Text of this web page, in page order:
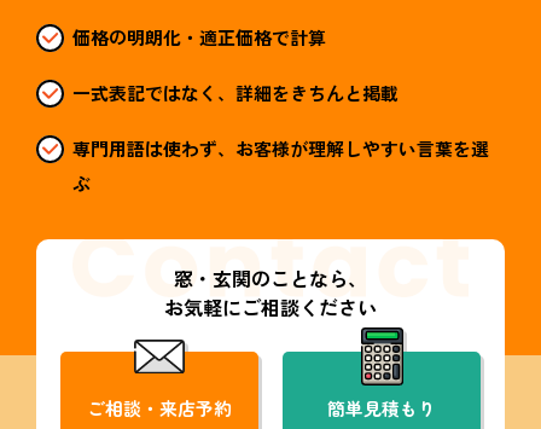
価格の明朗化・適正価格で計算
一式表記ではなく、詳細をきちんと掲載
専門用語は使わず、お客様が理解しやすい言葉を選
ぶ
窓・玄関のことなら、
お気軽にご相談ください
ご相談・来店予約 簡単見積もり